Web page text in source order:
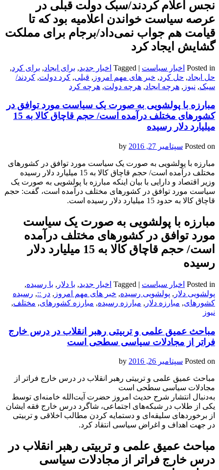
نجس اعلام کردند/سبک دولت قبلی در
عرصه سیاست خواندن اعلامیه بود که تا
قیامت هم جواب نمی‌داد/برجام برای مملکت
گشایش ایجاد کرد
Posted in اخبار سیاست |
Tagged اخبار جدید, برای ایجاد, برای کرد,
حل ایجاد, حل کرد, خبر های مهم امروز , قبلی, کرد دولت, کردند/
سبک, نیوز , هرچه ایجاد, هرچه دولت, هرچه کرد
مبارزه با پولشویی به صورت یک سیاست مورد توافق در
کشورهای مختلف درآمده است/ حجم قاچاق کالا به 15
میلیارد دلار رسیده
Posted on سپتامبر 27, 2016
مبارزه با پولشویی به صورت یک سیاست مورد توافق در کشورهای
مختلف درآمده است/ حجم قاچاق کالا به 15 میلیارد دلار رسیده
وزیر اقتصاد و دارایی با بیان اینکه مبارزه با پولشویی به صورت یک
سیاست مورد توافق در کشورهای مختلف درآمده است، گفت: حجم
قاچاق کالا به حدود 15 میلیارد دلار رسیده است.
مبارزه با پولشویی به صورت یک سیاست
مورد توافق در کشورهای مختلف درآمده
است/ حجم قاچاق کالا به 15 میلیارد دلار
رسیده
Posted in اخبار سیاست |
Tagged اخبار جدید, با دلار , با رسیده,
پولشویی دلار , پولشویی رسیده, خبر های مهم امروز , در ::, رسیده
کشورهای, مبارزه دلار , مبارزه رسیده, مبارزه کشورهای, مختلف,
نیوز
مباحث عمیق علمی و تربیتی رهبر انقلاب در درس خارج
فراتر از مجادلات سیاسی سطحی است
Posted on سپتامبر 26, 2016
مباحث عمیق علمی و تربیتی رهبر انقلاب در درس خارج فراتر از
مجادلات سیاسی سطحی است
به‌دنبال انتشار شرح حدیث امروز حضرت آیت‌الله خامنه‌ای توسط
یکی از طلاب در شبکه‌های اجتماعی، شاگرد درس خارج فقه ایشان
از برخوردهای سلیقه‌ای و دستمایه کردن مطالب اخلاقی و تربیتی
در جهت اهداف و اغراض سیاسی انتقاد کرد.
مباحث عمیق علمی و تربیتی رهبر انقلاب در
درس خارج فراتر از مجادلات سیاسی